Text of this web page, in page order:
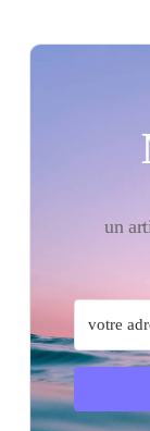
un